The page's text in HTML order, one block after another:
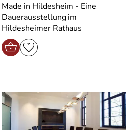
Made in Hildesheim - Eine
Dauerausstellung im
Hildesheimer Rathaus